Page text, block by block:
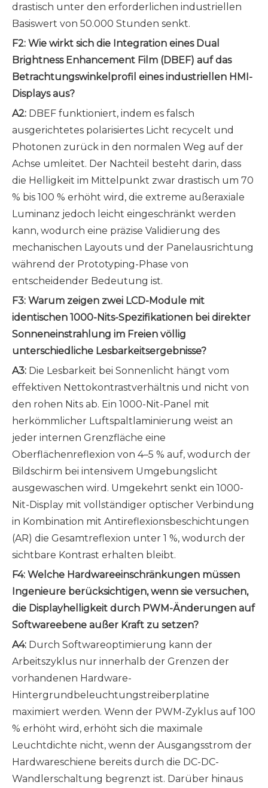
drastisch unter den erforderlichen industriellen
Basiswert von 50.000 Stunden senkt.
F2: Wie wirkt sich die Integration eines Dual
Brightness Enhancement Film (DBEF) auf das
Betrachtungswinkelprofil eines industriellen HMI-
Displays aus?
A2: DBEF funktioniert, indem es falsch
ausgerichtetes polarisiertes Licht recycelt und
Photonen zurück in den normalen Weg auf der
Achse umleitet. Der Nachteil besteht darin, dass
die Helligkeit im Mittelpunkt zwar drastisch um 70
% bis 100 % erhöht wird, die extreme außeraxiale
Luminanz jedoch leicht eingeschränkt werden
kann, wodurch eine präzise Validierung des
mechanischen Layouts und der Panelausrichtung
während der Prototyping-Phase von
entscheidender Bedeutung ist.
F3: Warum zeigen zwei LCD-Module mit
identischen 1000-Nits-Spezifikationen bei direkter
Sonneneinstrahlung im Freien völlig
unterschiedliche Lesbarkeitsergebnisse?
A3: Die Lesbarkeit bei Sonnenlicht hängt vom
effektiven Nettokontrastverhältnis und nicht von
den rohen Nits ab. Ein 1000-Nit-Panel mit
herkömmlicher Luftspaltlaminierung weist an
jeder internen Grenzfläche eine
Oberflächenreflexion von 4–5 % auf, wodurch der
Bildschirm bei intensivem Umgebungslicht
ausgewaschen wird. Umgekehrt senkt ein 1000-
Nit-Display mit vollständiger optischer Verbindung
in Kombination mit Antireflexionsbeschichtungen
(AR) die Gesamtreflexion unter 1 %, wodurch der
sichtbare Kontrast erhalten bleibt.
F4: Welche Hardwareeinschränkungen müssen
Ingenieure berücksichtigen, wenn sie versuchen,
die Displayhelligkeit durch PWM-Änderungen auf
Softwareebene außer Kraft zu setzen?
A4: Durch Softwareoptimierung kann der
Arbeitszyklus nur innerhalb der Grenzen der
vorhandenen Hardware-
Hintergrundbeleuchtungstreiberplatine
maximiert werden. Wenn der PWM-Zyklus auf 100
% erhöht wird, erhöht sich die maximale
Leuchtdichte nicht, wenn der Ausgangsstrom der
Hardwareschiene bereits durch die DC-DC-
Wandlerschaltung begrenzt ist. Darüber hinaus